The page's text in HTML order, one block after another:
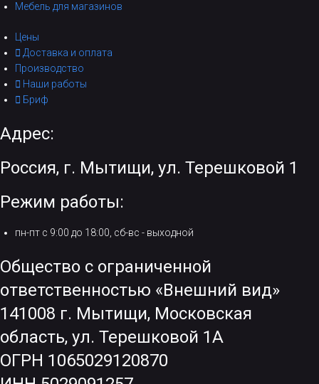
Мебель для магазинов
Цены
Доставка и оплата
Производство
Наши работы
Бриф
Адрес:
Россия, г. Мытищи, ул. Терешковой 1
Режим работы:
пн-пт с 9:00 до 18:00, сб-вс - выходной
Общество с ограниченной
ответственностью «Внешний вид»
141008 г. Мытищи, Московская
область, ул. Терешковой 1А
ОГРН 1065029120870